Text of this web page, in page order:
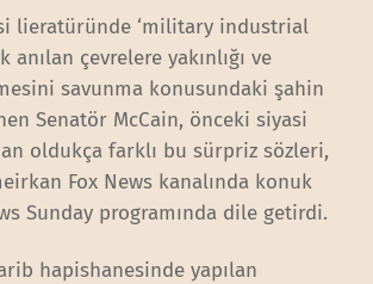
lieratüründe ‘military industrial
anılan çevrelere yakınlığı ve
savunma konusundaki şahin
Senatör McCain, önceki siyasi
oldukça farklı bu sürpriz sözleri,
Fox News kanalında konuk
Sunday programında dile getirdi.
hapishanesinde yapılan